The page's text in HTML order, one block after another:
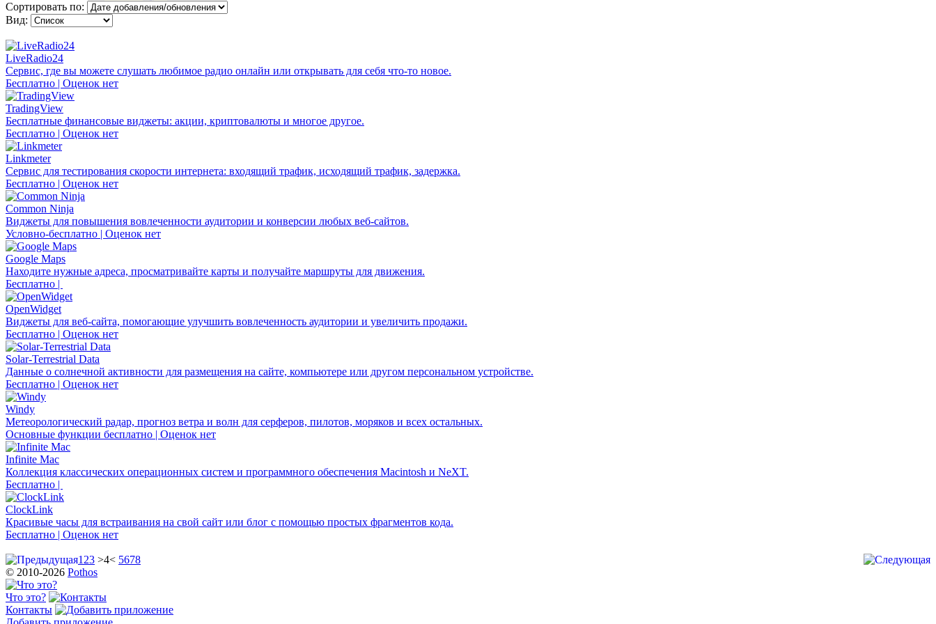
Сортировать по:
Вид:
LiveRadio24
Сервис, где вы можете слушать любимое радио онлайн или открывать для себя что-то новое.
Бесплатно | Оценок нет
TradingView
Бесплатные финансовые виджеты: акции, криптовалюты и многое другое.
Бесплатно | Оценок нет
Linkmeter
Сервис для тестирования скорости интернета: входящий трафик, исходящий трафик, задержка.
Бесплатно | Оценок нет
Common Ninja
Виджеты для повышения вовлеченности аудитории и конверсии любых веб-сайтов.
Условно-бесплатно | Оценок нет
Google Maps
Находите нужные адреса, просматривайте карты и получайте маршруты для движения.
Бесплатно |
OpenWidget
Виджеты для веб-сайта, помогающие улучшить вовлеченность аудитории и увеличить продажи.
Бесплатно | Оценок нет
Solar-Terrestrial Data
Данные о солнечной активности для размещения на сайте, компьютере или другом персональном устройстве.
Бесплатно | Оценок нет
Windy
Метеорологический радар, прогноз ветра и волн для серферов, пилотов, моряков и всех остальных.
Основные функции бесплатно | Оценок нет
Infinite Mac
Коллекция классических операционных систем и программного обеспечения Macintosh и NeXT.
Бесплатно |
ClockLink
Красивые часы для встраивания на свой сайт или блог с помощью простых фрагментов кода.
Бесплатно | Оценок нет
1 23 >4< 5678
© 2010-2026 Pothos
Что это?
Контакты